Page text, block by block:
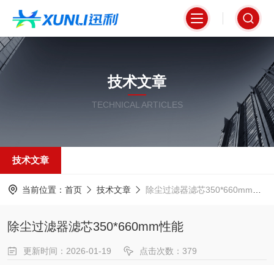
技术文章
TECHNICAL ARTICLES
技术文章
当前位置： 首页 技术文章 除尘过滤器滤芯350*660mm性能
除尘过滤器滤芯350*660mm性能
更新时间：2026-01-19 点击次数：379